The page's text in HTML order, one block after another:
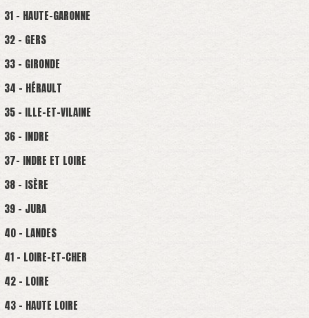
31 - HAUTE-GARONNE
32 - GERS
33 - GIRONDE
34 - HÉRAULT
35 - ILLE-ET-VILAINE
36 - INDRE
37- INDRE ET LOIRE
38 - ISÈRE
39 - JURA
40 - LANDES
41 - LOIRE-ET-CHER
42 - LOIRE
43 - HAUTE LOIRE